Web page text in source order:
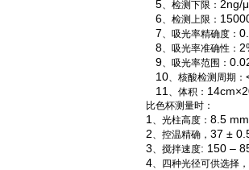
5、检测下限： 2ng/
6、检测上限：
7、吸光率精确度：
8、吸光率准确性：
9、吸光率范围：
10、核酸检测周期：
11 、体积：
比色杯测量时：
1 、光柱高度： 8.5 mm
2、控温精确， 37 ±
3、搅拌速度: 150 –
4、四种光径可供选择